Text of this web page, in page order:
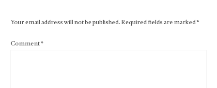
Your email address will not be published. Required fields are marked*
Comment*